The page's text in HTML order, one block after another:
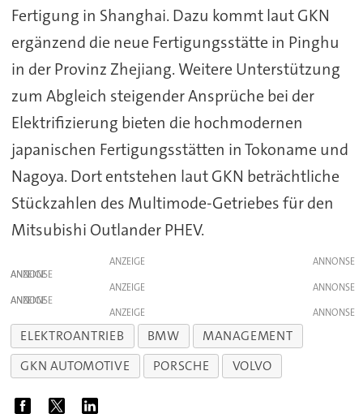
Fertigung in Shanghai. Dazu kommt laut GKN
ergänzend die neue Fertigungsstätte in Pinghu
in der Provinz Zhejiang. Weitere Unterstützung
zum Abgleich steigender Ansprüche bei der
Elektrifizierung bieten die hochmodernen
japanischen Fertigungsstätten in Tokoname und
Nagoya. Dort entstehen laut GKN beträchtliche
Stückzahlen des Multimode-Getriebes für den
Mitsubishi Outlander PHEV.
ANZEIGE
ANZEIGE
ANZEIGE
ANZEIGE
ANZEIGE
ELEKTROANTRIEB BMW
MANAGEMENT
GKN AUTOMOTIVE
PORSCHE VOLVO